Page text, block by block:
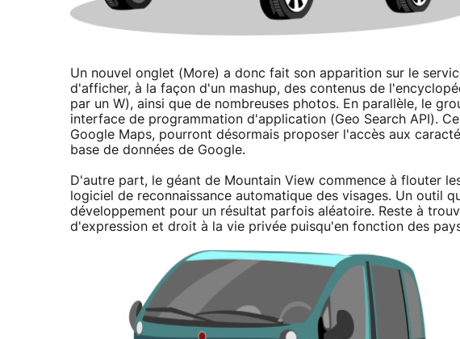
Un nouvel onglet (More) a donc fait son apparition sur le
d'afficher, à la façon d'un mashup, des contenus de
par un W), ainsi que de nombreuses photos. En parallèle, le
interface de programmation d'application (Geo Search API).
Google Maps, pourront désormais proposer l'accès aux
base de données de Google.
D'autre part, le géant de Mountain View commence à flouter
logiciel de reconnaissance automatique des visages. Un outil
développement pour un résultat parfois aléatoire. Reste à
d'expression et droit à la vie privée puisqu'en fonction des